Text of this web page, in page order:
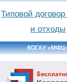
Типовой
и отходы
КОГАУ